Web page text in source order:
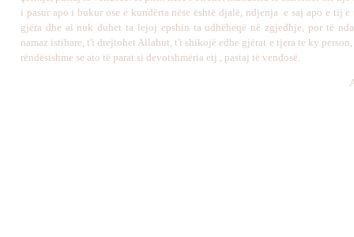
i pasur apo i bukur ose e kundërta nëse është djalë, ndjenja e saj apo e tij
gjëra dhe ai nuk duhet ta lejoj epshin ta udhëheqë në zgjedhje, por të
namaz istihare, t'i drejtohet Allahut, t'i shikojë edhe gjërat e tjera te ky person,
rëndësishme se ato të parat si devotshmëria etj., pastaj të vendosë.